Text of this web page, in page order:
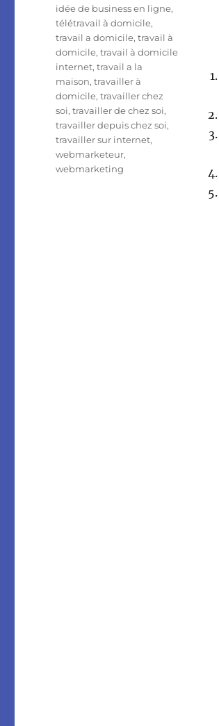
idée de business en ligne,
télétravail à domicile,
travail a domicile,travail à
domicile,travail à domicile
internet,travail a la
maison,travailler à
domicile,travailler chez
soi,travailler de chez soi,
travailler depuis chez soi,
travailler sur internet,
webmarketeur,
webmarketing